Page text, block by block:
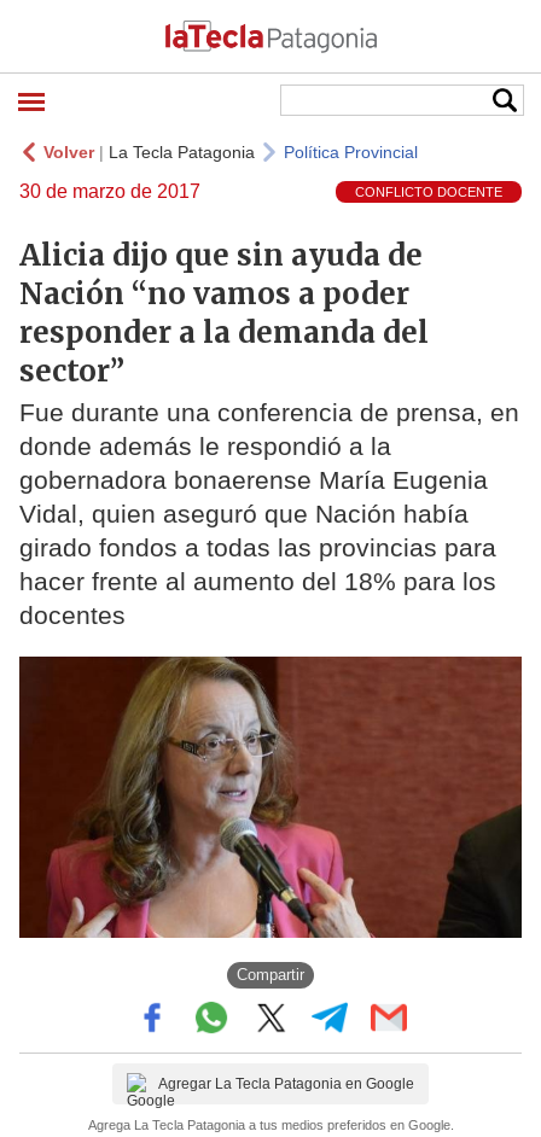
Volver| La Tecla Patagonia Política Provincial
30 de marzo de 2017 CONFLICTO DOCENTE
Alicia dijo que sin ayuda de
Nación “no vamos a poder
responder a la demanda del
sector”
Fue durante una conferencia de prensa, en
donde además le respondió a la
gobernadora bonaerense María Eugenia
Vidal, quien aseguró que Nación había
girado fondos a todas las provincias para
hacer frente al aumento del 18% para los
docentes
Compartir
Agregar La Tecla Patagonia en Google
Agrega La Tecla Patagonia a tus medios preferidos en Google.